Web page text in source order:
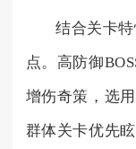
结合关卡
点。高防御
增伤奇策，选
群体关卡优先